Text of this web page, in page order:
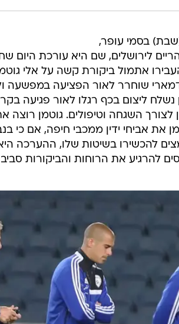
בסמי עופר,
לירושלים, שם היא עורכת היום
אתמול ביקורת קשה על אלי גוטמן
שוחרר לאור הפציעה במפשעה
ליצום בכף רגלו לאור פגיעה
השגחה וטיפולים. גוטמן רוצה
את אביחי ידין ממכבי חיפה, אם כי
להכשירו בשיטות שלו, ההערכה
להרגיע את הרוחות והביקורות